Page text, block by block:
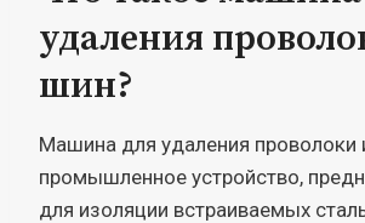
удаления
шин?
Машина для удаления проволоки
промышленное устройство,
для изоляции встраиваемых